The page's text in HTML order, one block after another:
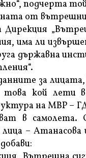
подчерта
от
има ли
държавна
за
кой лети
на МВР –
в самолета.
–